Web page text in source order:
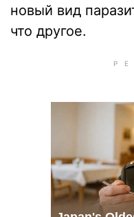
новый вид
что другое.